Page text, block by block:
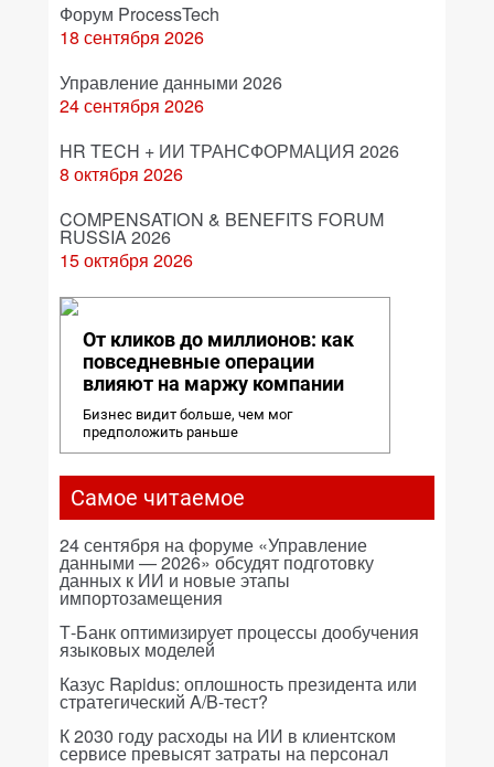
Форум ProcessTech
18 сентября 2026
Управление данными 2026
24 сентября 2026
HR TECH + ИИ ТРАНСФОРМАЦИЯ 2026
8 октября 2026
COMPENSATION & BENEFITS FORUM
RUSSIA 2026
15 октября 2026
От кликов до миллионов: как
повседневные операции
влияют на маржу компании
Бизнес видит больше, чем мог
предположить раньше
Самое читаемое
24 сентября на форуме «Управление
данными — 2026» обсудят подготовку
данных к ИИ и новые этапы
импортозамещения
Т-Банк оптимизирует процессы дообучения
языковых моделей
Казус Rapidus: оплошность президента или
стратегический A/B-тест?
К 2030 году расходы на ИИ в клиентском
сервисе превысят затраты на персонал